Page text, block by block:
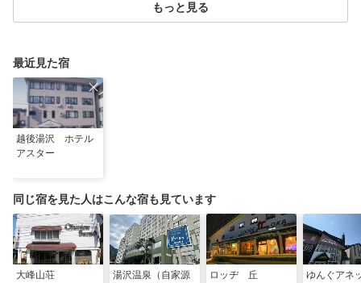
もっと見る
最近見た宿
越後湯沢 ホテル
アスター
同じ宿を見た人はこんな宿も見ています
大峰山荘
湯沢温泉（自家源
ロッヂ 丘 ゆんぐアネ